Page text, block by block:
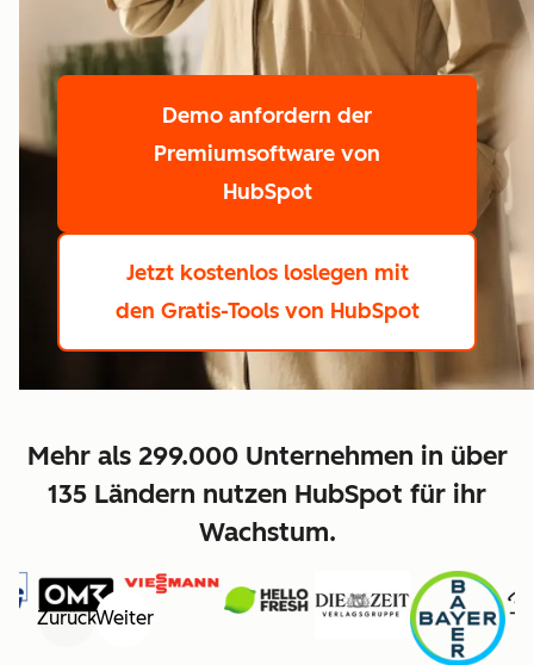
Demo anfordern der
Premiumsoftware von
HubSpot
Jetzt kostenlos loslegen mit
den Gratis-Tools von HubSpot
Mehr als 299.000 Unternehmen in über
135 Ländern nutzen HubSpot für ihr
Wachstum.
ZurückWeiter